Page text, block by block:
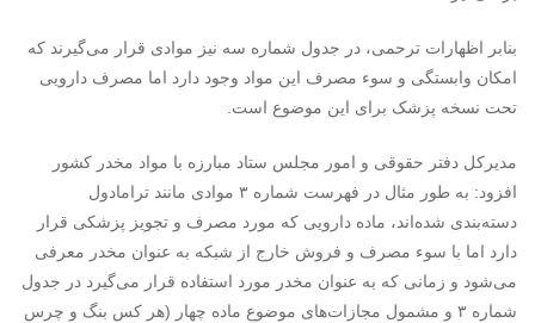
بنابر اظهارات ترحمی، در جدول شماره سه نیز موادی قرار می‌گیرند که
امکان وابستگی و سوء مصرف این مواد وجود دارد اما مصرف دارویی
تحت نسخه پزشک برای این موضوع است.
مدیرکل دفتر حقوقی و امور مجلس ستاد مبارزه با مواد مخدر کشور
افزود: به طور مثال در فهرست شماره ۳ موادی مانند ترامادول
دسته‌بندی شده‌اند، ماده دارویی که مورد مصرف و تجویز پزشکی قرار
دارد اما با سوء مصرف و فروش خارج از شبکه به عنوان مخدر معرفی
می‌شود و زمانی که به عنوان مخدر مورد استفاده قرار می‌گیرد در جدول
شماره ۳ و مشمول مجازات‌های موضوع ماده چهار (هر کس بنگ و چرس